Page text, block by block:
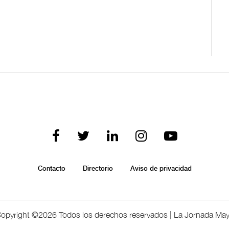
Contacto Directorio Aviso de privacidad
©2026 Todos los derechos reservados | La Jornada